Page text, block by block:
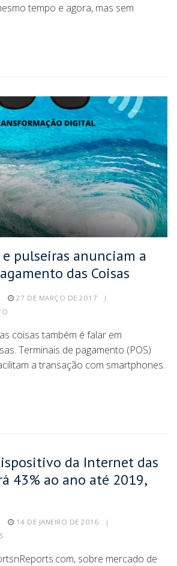
tempo e agora, mas sem
pulseiras anunciam a
das Coisas
27 DE MARÇO DE 2017
|
coisas também é falar em
Terminais de pagamento (POS)
a transação com smartphones.
da Internet das
43% ao ano até 2019,
14 DE JANEIRO DE 2016
|
sobre mercado de